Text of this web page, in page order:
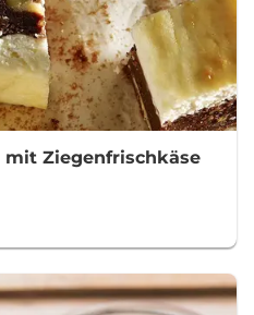
mit Ziegenfrischkäse